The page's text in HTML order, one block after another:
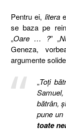
Pentru ei, litera
se baza pe
„Oare … ?” „
Geneza,
argumente
„Toţi
bătrân,
pune
toate